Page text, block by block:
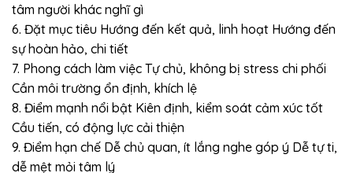
tâm người khác nghĩ gì
6. Đặt mục tiêu Hướng đến kết quả, linh hoạt Hướng đến
sự hoàn hảo, chi tiết
7. Phong cách làm việc Tự chủ, không bị stress chi phối
Cần môi trường ổn định, khích lệ
8. Điểm mạnh nổi bật Kiên định, kiểm soát cảm xúc tốt
Cầu tiến, có động lực cải thiện
9. Điểm hạn chế Dễ chủ quan, ít lắng nghe góp ý Dễ tự ti,
dễ mệt mỏi tâm lý